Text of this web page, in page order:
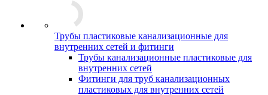
Трубы пластиковые канализационные для
внутренних сетей и фитинги
Трубы канализационные пластиковые для
внутренних сетей
Фитинги для труб канализационных
пластиковых для внутренних сетей